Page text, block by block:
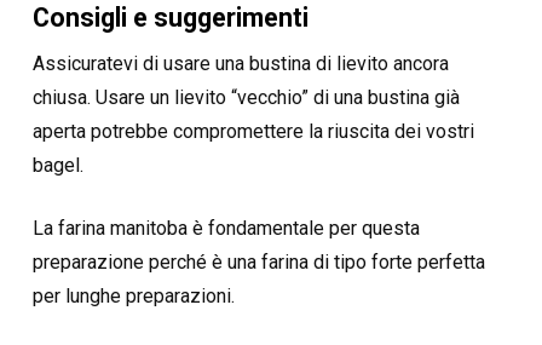
Consigli e suggerimenti
Assicuratevi di usare una bustina di lievito ancora
chiusa. Usare un lievito “vecchio” di una bustina già
aperta potrebbe compromettere la riuscita dei vostri
bagel.
La farina manitoba è fondamentale per questa
preparazione perché è una farina di tipo forte perfetta
per lunghe preparazioni.